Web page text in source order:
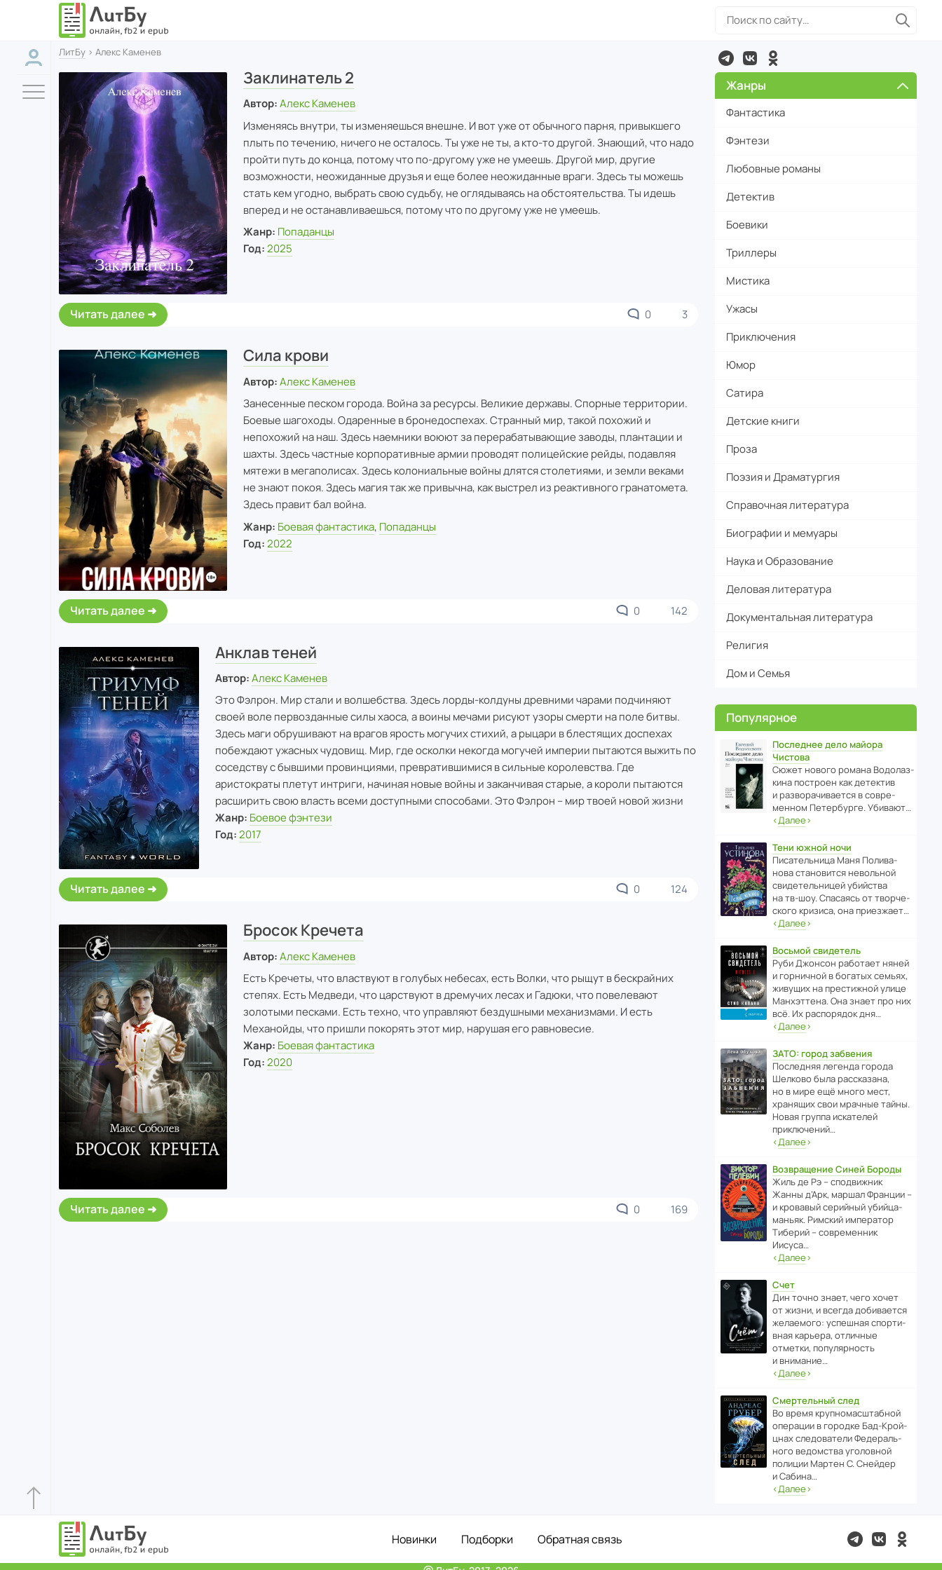
ЛитБу › Алекс Каменев
Заклинатель 2
Автор: Алекс Каменев
Изменяясь внутри, ты изменяешься внешне. И вот уже от обычного парня, привыкшего
плыть по течению, ничего не осталось. Ты уже не ты, а кто-то другой. Знающий, что надо
пройти путь до конца, потому что по-другому уже не умеешь. Другой мир, другие
возможности, неожиданные друзья и еще более неожиданные враги. Здесь ты можешь
стать кем угодно, выбрать свою судьбу, не оглядываясь на обстоятельства. Ты идешь
вперед и не останавливаешься, потому что по другому уже не умеешь.
Жанр: Попаданцы
Год: 2025
Читать далее 0 3
Сила крови
Автор: Алекс Каменев
Занесенные песком города. Война за ресурсы. Великие державы. Спорные территории.
Боевые шагоходы. Одаренные в бронедоспехах. Странный мир, такой похожий и
непохожий на наш. Здесь наемники воюют за перерабатывающие заводы, плантации и
шахты. Здесь частные корпоративные армии проводят полицейские рейды, подавляя
мятежи в мегаполисах. Здесь колониальные войны длятся столетиями, и земли веками
не знают покоя. Здесь магия так же привычна, как выстрел из реактивного гранатомета.
Здесь правит бал война.
Жанр: Боевая фантастика, Попаданцы
Год: 2022
Читать далее 0 142
Анклав теней
Автор: Алекс Каменев
Это Фэлрон. Мир стали и волшебства. Здесь лорды-колдуны древними чарами подчиняют
своей воле первозданные силы хаоса, а воины мечами рисуют узоры смерти на поле битвы.
Здесь маги обрушивают на врагов ярость могучих стихий, а рыцари в блестящих доспехах
побеждают ужасных чудовищ. Мир, где осколки некогда могучей империи пытаются выжить по
соседству с бывшими провинциями, превратившимися в сильные королевства. Где
аристократы плетут интриги, начиная новые войны и заканчивая старые, а короли пытаются
расширить свою власть всеми доступными способами. Это Фэлрон – мир твоей новой жизни
Жанр: Боевое фэнтези
Год: 2017
Читать далее 0 124
Бросок Кречета
Автор: Алекс Каменев
Есть Кречеты, что властвуют в голубых небесах, есть Волки, что рыщут в бескрайних
степях. Есть Медведи, что царствуют в дремучих лесах и Гадюки, что повелевают
золотыми песками. Есть техно, что управляют бездушными механизмами. И есть
Механойды, что пришли покорять этот мир, нарушая его равновесие.
Жанр: Боевая фантастика
Год: 2020
Читать далее 0 169
Жанры
Фантастика
Фэнтези
Любовные романы
Детектив
Боевики
Триллеры
Мистика
Ужасы
Приключения
Юмор
Сатира
Детские книги
Проза
Поэзия и Драматургия
Справочная литература
Биографии и мемуары
Наука и Образование
Деловая литература
Документальная литература
Религия
Дом и Семья
Популярное
Последнее дело майора
Чистова
Сюжет нового романа Водо­ла­з­
кина пост­роен как дете­ктив
и разво­ра­чи­ва­ется в совре­
менном Пете­р­бурге. Убивают…
‹Далее›
Тени южной ночи
Писа­тель­ница Маня Поли­ва­
нова стано­вится невольной
свиде­тель­ницей убийства
на тв-шоу. Спасаясь от твор­че­
с­кого кризиса, она приезжает…
‹Далее›
Восьмой свидетель
Руби Джонсон рабо­тает няней
и горни­чной в богатых семьях,
живущих на прес­ти­жной улице
Манх­эт­тена. Она знает про них
всё. Их распо­рядок дня…
‹Далее›
ЗАТО: город забвения
После­дняя легенда города
Шелково была расска­зана,
но в мире ещё много мест,
хранящих свои мрачные тайны.
Новая группа иска­телей
приключений…
‹Далее›
Возвращение Синей Бороды
Жиль де Рэ – спод­ви­жник
Жанны д’Арк, маршал Франции –
и кровавый серийный убийца-
маньяк. Римский импе­ратор
Тиберий – совре­менник
Иисуса…
‹Далее›
Счет
Дин точно знает, чего хочет
от жизни, и всегда доби­ва­ется
жела­е­мого: успе­шная спор­ти­
вная карьера, отли­чные
отметки, попу­ля­р­ность
и внимание…
‹Далее›
Смертельный след
Во время круп­но­мас­ш­та­бной
операции в городке Бад‑Крой­
цнах следо­ва­тели Феде­раль­
ного ведомства уголо­вной
полиции Мартен С. Снейдер
и Сабина…
‹Далее›
Новинки Подборки Обратная связь